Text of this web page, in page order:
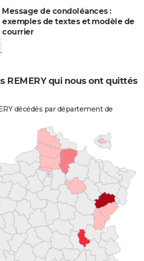
Message de condoléances :
exemples de textes et modèle de
courrier
REMERY qui nous ont quittés
décédés par département de